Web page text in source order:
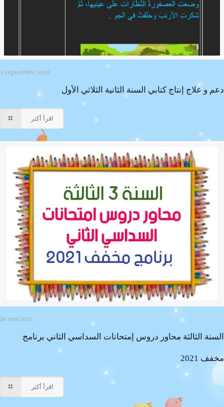
1 septembre 2022
دعم و علاج إنتاج كتابي السنة الثانية الثلاثي الأول
اقرأ أكثر
28 mai 2021
السنة الثالثة محاور دروس إمتحانات السداسي الثاني برنامج
مخفف 2021
اقرأ أكثر